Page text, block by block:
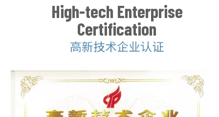
High-tech Enterprise
Certification
高新技术企业认证